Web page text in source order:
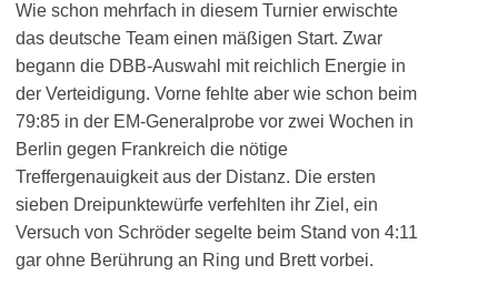
Wie schon mehrfach in diesem Turnier erwischte
das deutsche Team einen mäßigen Start. Zwar
begann die DBB-Auswahl mit reichlich Energie in
der Verteidigung. Vorne fehlte aber wie schon beim
79:85 in der EM-Generalprobe vor zwei Wochen in
Berlin gegen Frankreich die nötige
Treffergenauigkeit aus der Distanz. Die ersten
sieben Dreipunktewürfe verfehlten ihr Ziel, ein
Versuch von Schröder segelte beim Stand von 4:11
gar ohne Berührung an Ring und Brett vorbei.